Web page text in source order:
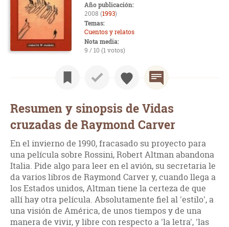
Año publicación:
2008 (1993)
Temas:
Cuentos y relatos
Nota media:
9 / 10 (1 votos)
Resumen y sinopsis de Vidas
cruzadas de Raymond Carver
En el invierno de 1990, fracasado su proyecto para
una película sobre Rossini, Robert Altman abandona
Italia. Pide algo para leer en el avión, su secretaria le
da varios libros de Raymond Carver y, cuando llega a
los Estados unidos, Altman tiene la certeza de que
allí hay otra película. Absolutamente fiel al 'estilo', a
una visión de América, de unos tiempos y de una
manera de vivir, y libre con respecto a 'la letra', 'las